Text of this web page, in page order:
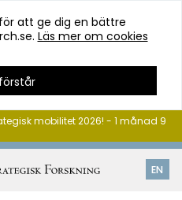
att ge dig en bättre
Läs mer om cookies
EN
mobilitet 2026! - 1 månad 9